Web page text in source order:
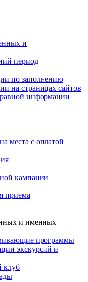
и
период
по заполнению
на страницах сайтов
информации
места с оплатой
кампании
приема
и именных
программы
экскурсий и
клуб